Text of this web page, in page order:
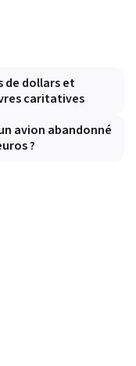
de dollars et
caritatives
avion abandonné
?